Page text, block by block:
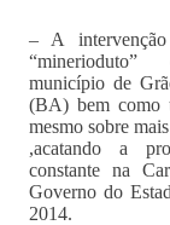
– A
município de
(BA) bem como
mesmo sobre
,acatando a
constante na
Governo do
2014.